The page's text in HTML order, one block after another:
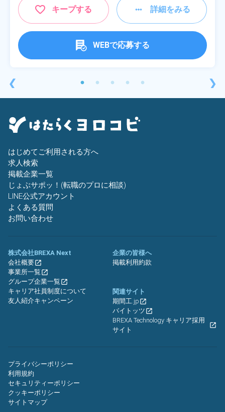
❮
キープする 詳細をみる
WEBで応募する
❯
はじめてご利用される方へ
求人検索
掲載企業一覧
じょぶサポッ！(転職のプロに相談)
LINE公式アカウント
よくある質問
お問い合わせ
株式会社BREXA Next
会社概要
事業所一覧
グループ企業一覧
キャリア社員制度について
友人紹介キャンペーン
企業の皆様へ
掲載利用約款
関連サイト
期間工.jp
バイトッツ
BREXA Technology キャリア採用
サイト
プライバシーポリシー
利用規約
セキュリティーポリシー
クッキーポリシー
サイトマップ